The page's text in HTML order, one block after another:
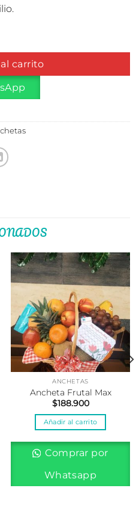
carrito
ANCHETAS
Ancheta Frutal Max
$188.900
Añadir al carrito
Comprar por
Whatsapp